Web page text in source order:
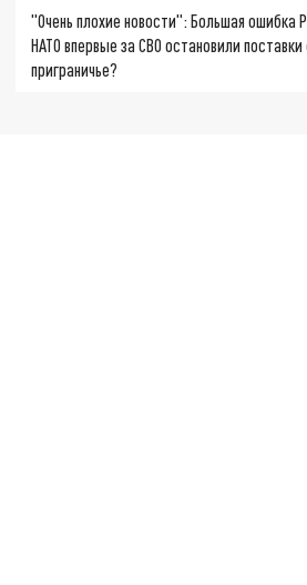
"Очень плохие новости": Большая ошибка
НАТО впервые за СВО остановили
приграничье?